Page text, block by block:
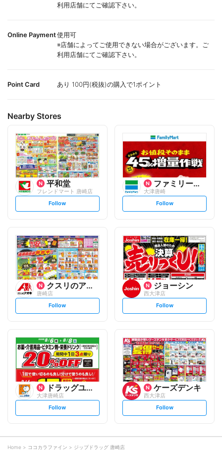
利用店舗にてご確認下さい。
Online Payment使用可
※店舗によってご使用できない場合がございます。ご
利用店舗にてご確認下さい。
Point Card あり 100円(税抜)の購入で1ポイント
Nearby Stores
平和堂
フレンドマート 唐崎店
s
t
l
o
w
Follow
ファミリーマート
大津唐崎
s
t
l
o
w
Follow
クスリのアオキ
唐崎店
s
t
l
o
w
Follow
ジョーシン
西大津店
s
t
l
o
w
Follow
ドラッグユタカ
大津唐崎店
s
t
o
w
Follow
ケーズデンキ
西大津店
s
t
Follow
Home ココカラファイン ジップドラッグ 唐崎店